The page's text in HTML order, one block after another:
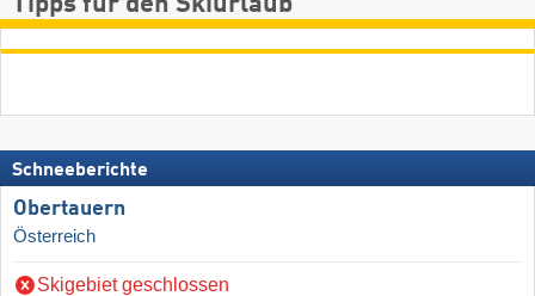
Tipps für den Skiurlaub
Schneeberichte
Obertauern
Österreich
Skigebiet geschlossen